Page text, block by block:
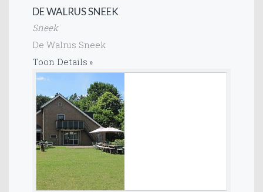
DE WALRUS SNEEK
Sneek
De Walrus Sneek
Toon Details